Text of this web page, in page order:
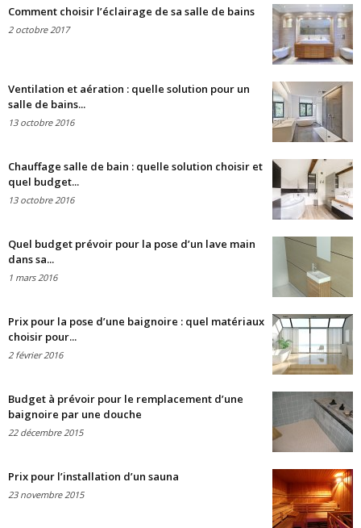
Comment choisir l’éclairage de sa salle de bains
2 octobre 2017
Ventilation et aération : quelle solution pour un
salle de bains...
13 octobre 2016
Chauffage salle de bain : quelle solution choisir et
quel budget...
13 octobre 2016
Quel budget prévoir pour la pose d’un lave main
dans sa...
1 mars 2016
Prix pour la pose d’une baignoire : quel matériaux
choisir pour...
2 février 2016
Budget à prévoir pour le remplacement d’une
baignoire par une douche
22 décembre 2015
Prix pour l’installation d’un sauna
23 novembre 2015